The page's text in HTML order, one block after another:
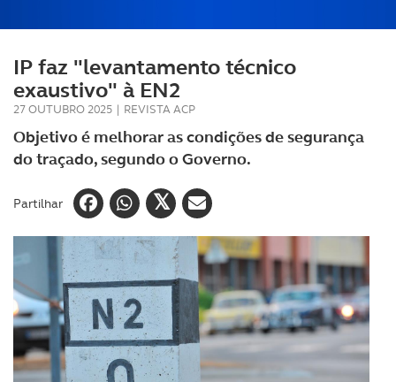
IP faz "levantamento técnico
exaustivo" à EN2
27 OUTUBRO 2025 | REVISTA ACP
Objetivo é melhorar as condições de segurança
do traçado, segundo o Governo.
Partilhar